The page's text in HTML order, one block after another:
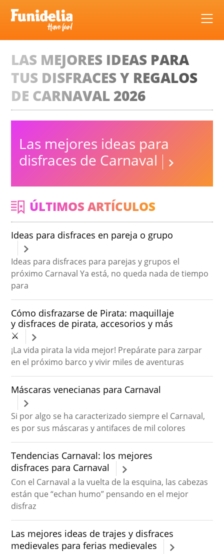
LAS MEJORES IDEAS PARA
TUS DISFRACES Y REGALOS
DE CARNAVAL 2026
Las mejores ideas para
disfraces de Carnaval
ÚLTIMOS ARTÍCULOS
Ideas para disfraces en pareja o grupo
Ideas para disfraces para parejas y grupos el
próximo Carnaval Ya está, no queda nada de tiempo
para
Cómo disfrazarse de Pirata: maquillaje
y disfraces de pirata, accesorios y más
⚔
¡La vida pirata la vida mejor! Prepárate para zarpar
en el próximo barco y vivir miles de aventuras
Máscaras venecianas para Carnaval
Si por algo se ha caracterizado siempre el Carnaval,
es por sus máscaras y antifaces de mil colores
Tendencias Carnaval: los mejores
disfraces para Carnaval
Con el Carnaval a la vuelta de la esquina, las cabezas
están que “echan humo” pensando en el mejor
disfraz
Las mejores ideas de trajes y disfraces
medievales para ferias medievales